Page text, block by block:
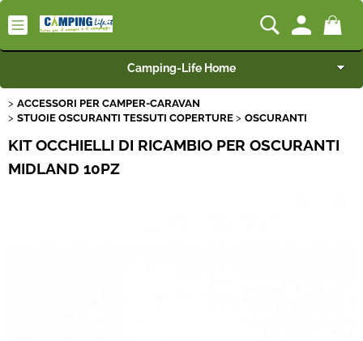
Camping-Life Home
Articoli per Camper e Caravan
Articoli per Furgonati e Van
ACCESSORI PER CAMPER-CARAVAN
STUOIE OSCURANTI TESSUTI COPERTURE
OSCURANTI
KIT OCCHIELLI DI RICAMBIO PER OSCURANTI
MIDLAND 10PZ